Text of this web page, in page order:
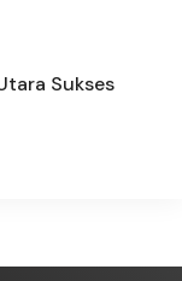
Sukses